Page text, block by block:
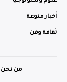
أخبار منوعة
ثقافة وفن
من نحن